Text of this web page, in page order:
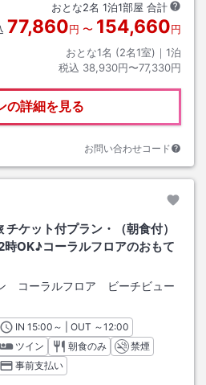
おとな2名 1泊1部屋 合計
77,860円 〜 154,660円
おとな1名 (2名1室)｜ 1泊
税込 38,930円〜77,330円
の詳細を見る
お問い合わせコード
ケット付プラン・（朝食付）
時OK♪コーラルフロアのおもて
コーラルフロア ビーチビュー
INチェックイン
15:00 ～ | OUT チェックアウト
～12:00
ツイン
朝食のみ
禁煙
事前支払い